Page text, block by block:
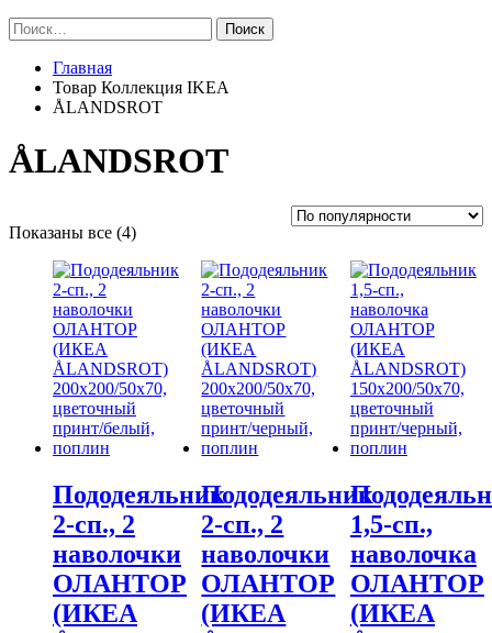
Найти:
Главная
Товар Коллекция IKEA
ÅLANDSROT
ÅLANDSROT
Показаны все (4)Сортировка:
популярности
Пододеяльник
2-сп., 2
наволочки
ОЛАНТОР
(ИКЕА
Пододеяльник
2-сп., 2
наволочки
ОЛАНТОР
(ИКЕА
1,5-сп.,
наволочка
ОЛАНТОР
(ИКЕА